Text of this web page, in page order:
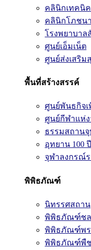
คลินิกเทคนิ
คลินิกโภชน
โรงพยาบาล
ศูนย์เอ็มเน็ต
ศูนย์ส่งเสริม
พื้นที่สร้างสรรค์
ศูนย์พันธกิจเ
ศูนย์กีฬาแห่
ธรรมสถาน
อุทยาน 100
จุฬาลงกรณ์
พิพิธภัณฑ์
นิทรรศสถาน
พิพิธภัณฑ์ช
พิพิธภัณฑ์พร
พิพิธภัณฑ์พื